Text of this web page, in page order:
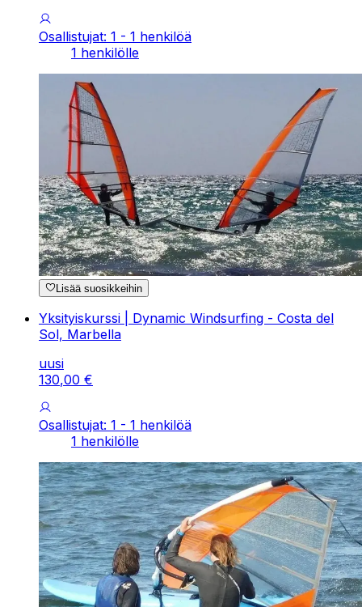
Osallistujat: 1 - 1 henkilöä
1 henkilölle
Lisää suosikkeihin
Yksityiskurssi | Dynamic Windsurfing - Costa del
Sol, Marbella
uusi
130,00 €
Osallistujat: 1 - 1 henkilöä
1 henkilölle